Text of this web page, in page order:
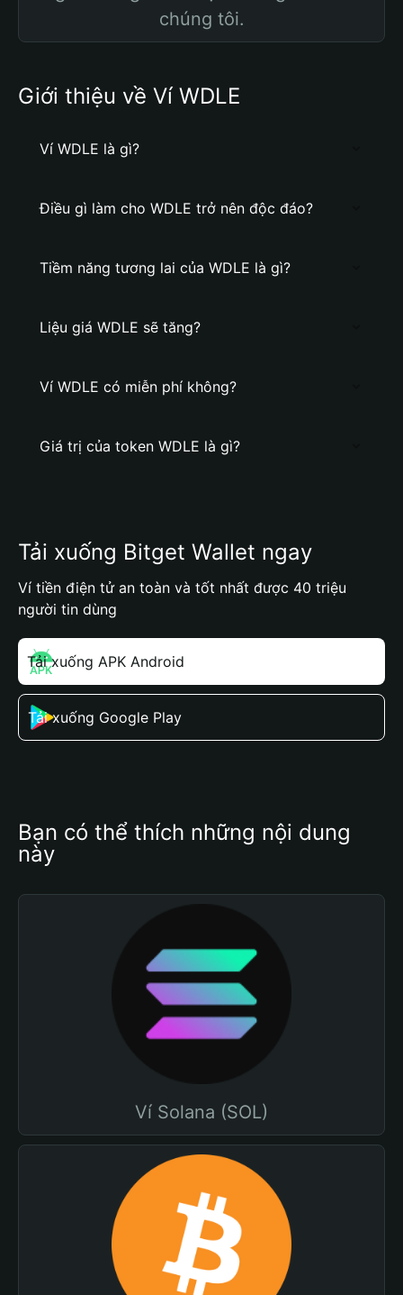
chúng tôi.
Giới thiệu về Ví WDLE
Ví WDLE là gì?
Điều gì làm cho WDLE trở nên độc đáo?
Tiềm năng tương lai của WDLE là gì?
Liệu giá WDLE sẽ tăng?
Ví WDLE có miễn phí không?
Giá trị của token WDLE là gì?
Tải xuống Bitget Wallet ngay
Ví tiền điện tử an toàn và tốt nhất được 40 triệu
người tin dùng
Tải xuống APK Android
Tải xuống Google Play
Bạn có thể thích những nội dung
này
Ví Solana (SOL)